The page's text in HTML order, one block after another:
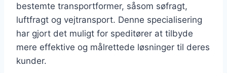
bestemte transportformer, såsom søfragt,
luftfragt og vejtransport. Denne specialisering
har gjort det muligt for speditører at tilbyde
mere effektive og målrettede løsninger til deres
kunder.